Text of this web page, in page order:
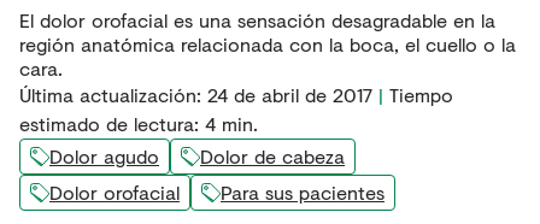
El dolor orofacial es una sensación desagradable en la
región anatómica relacionada con la boca, el cuello o la
cara.
Última actualización: 24 de abril de 2017 | Tiempo
estimado de lectura: 4 min.
Dolor agudo
Dolor de cabeza
Dolor orofacial
Para sus pacientes